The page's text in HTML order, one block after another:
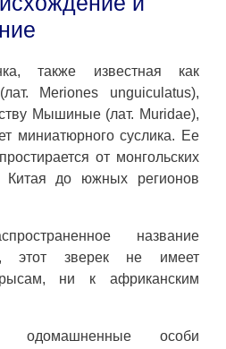
также известная как
Meriones unguiculatus),
Мышиные (лат. Muridae),
миниатюрного суслика. Ее
от монгольских
Китая до южных регионов
название
этот зверек не имеет
ни к африканским
одомашненные особи